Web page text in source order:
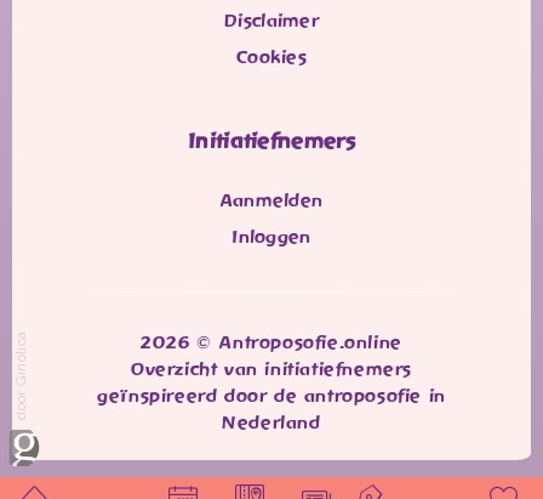
Disclaimer
Cookies
Initiatiefnemers
Aanmelden
Inloggen
2026 © Antroposofie.online
Overzicht van initiatiefnemers
geïnspireerd door de antroposofie in
Nederland
door Ginolica